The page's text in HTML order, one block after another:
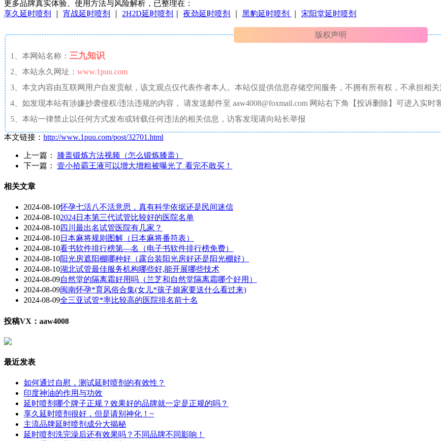
更多品牌真实体验、使用方法与风险解析，已整理在：
享久延时喷剂
宵战延时喷剂 2H2D延时喷剂 夜劲延时喷剂 黑豹延时喷剂 宋阳堂延时喷剂
版权声明
1、本网站名称： 三九知识
2、本站永久网址： www.1puu.com
3、本文内容由互联网用户自发贡献，该文观点仅代表作者本人。本站仅提供信息存储空间服务，不拥有所有权，不承担相
4、如发现本站有涉嫌抄袭侵权/违法违规的内容， 请发送邮件至 aaw4008@foxmail.com 网站右下角【投诉删除】可进入实时
5、本站一律禁止以任何方式发布或转载任何违法的相关信息，访客发现请向站长举报
本文链接： http://www.1puu.com/post/32701.html
上一篇： 膝盖锻炼方法视频（怎么锻炼膝盖）
下一篇： 壹小拾霸王液可以增大增粗被曝光了 看完不敢买！
相关文章
2024-08-10怀孕七活八不活意思，真有科学依据还是民间迷信
2024-08-102024日本第三代试管比较好的医院名单
2024-08-10四川最出名试管医院有几家？
2024-08-10日本麻将规则图解（日本麻将番符表）
2024-08-10看书软件排行榜第—名（电子书软件排行榜免费）
2024-08-10阳光房遮阳棚哪种好（露台装阳光房好还是阳光棚好）
2024-08-10湖北试管最佳服务机构哪些好,能开展哪些技术
2024-08-09自然堂的隔离霜好用吗（兰芝和自然堂隔离霜哪个好用）
2024-08-09闽南怀孕*育风俗合集(女儿*孩子娘家要送什么看过来)
2024-08-09全三亚试管*率比较高的医院排名前十名
投稿VX：aaw4008
最近发表
如何通过自慰，测试延时喷剂的有效性？
印度神油的作用与功效
延时喷剂哪个牌子正规？效果好的品牌就一定是正规的吗？
享久延时喷剂很好，但是请别神化！~
主流品牌延时喷剂成分大揭秘
延时喷剂洗完澡后还有效果吗？不同品牌不同影响！